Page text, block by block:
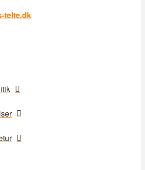
telte.dk